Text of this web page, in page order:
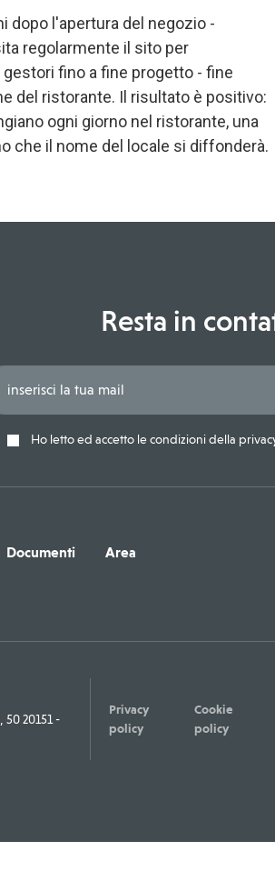
dopo l'apertura del negozio -
regolarmente il sito per
fino a fine progetto - fine
del ristorante. Il risultato è positivo:
ogni giorno nel ristorante, una
che il nome del locale si diffonderà.
Resta in
Ho letto ed accetto le condizioni della
Documenti
Area
20151 -
Privacy
policy
Cookie
policy